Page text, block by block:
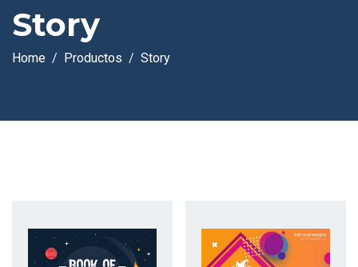
Story
Home Productos Story